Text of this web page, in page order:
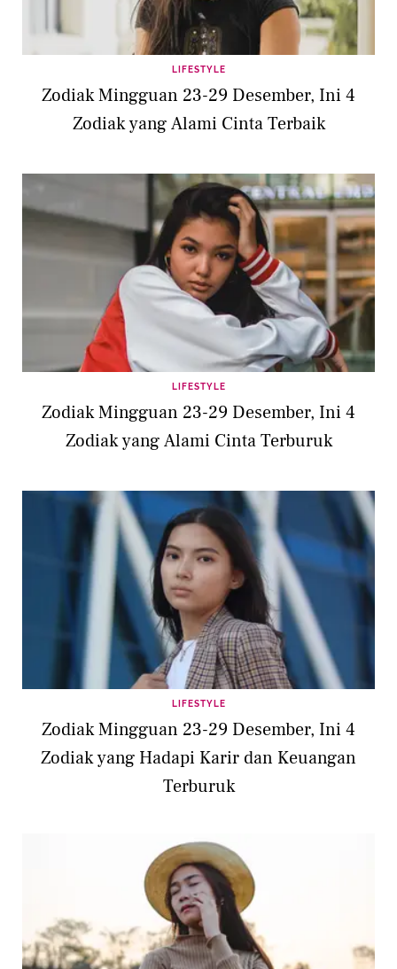
LIFESTYLE
Zodiak Mingguan 23-29 Desember, Ini 4
Zodiak yang Alami Cinta Terbaik
LIFESTYLE
Zodiak Mingguan 23-29 Desember, Ini 4
Zodiak yang Alami Cinta Terburuk
LIFESTYLE
Zodiak Mingguan 23-29 Desember, Ini 4
Zodiak yang Hadapi Karir dan Keuangan
Terburuk